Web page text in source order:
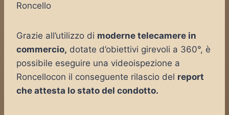
Roncello
Grazie all’utilizzo di moderne telecamere in
commercio, dotate d’obiettivi girevoli a 360°, è
possibile eseguire una videoispezione a
Roncellocon il conseguente rilascio del report
che attesta lo stato del condotto.